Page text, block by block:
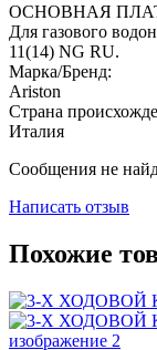
ОСНОВНАЯ
Для газового
11(14) NG RU.
Марка/Бренд:
Ariston
Страна
Италия
Сообщения не
Написать отзыв
Похожие